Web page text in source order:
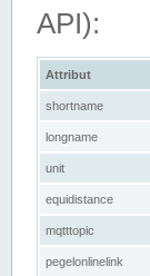
API):
Attribut
shortname
longname
unit
equidistance
mqtttopic
pegelonlinelink